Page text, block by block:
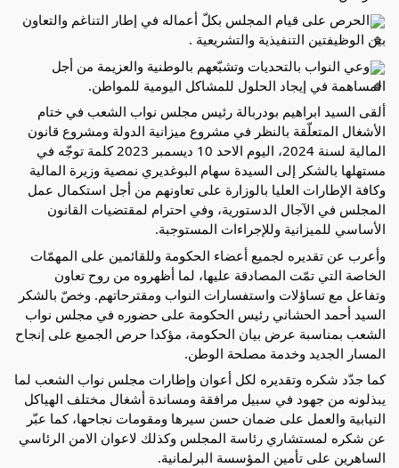
الحرص على قيام المجلس بكلّ أعماله في إطار التناغم والتعاون
بين الوظيفتين التنفيذية والتشريعية .
وعي النواب بالتحديات وتشبّعهم بالوطنية والعزيمة من أجل
المساهمة في إيجاد الحلول للمشاكل اليومية للمواطن.
ألقى السيد ابراهيم بودربالة رئيس مجلس نواب الشعب في ختام
الأشغال المتعلّقة بالنظر في مشروع ميزانية الدولة ومشروع قانون
المالية لسنة 2024، اليوم الاحد 10 ديسمبر 2023 كلمة توجّه في
مستهلها بالشكر إلى السيدة سهام البوغديري نمصية وزيرة المالية
وكافة الإطارات العليا بالوزارة على تعاونهم من أجل استكمال عمل
المجلس في الآجال الدستورية، وفي احترام لمقتضيات القانون
الأساسي للميزانية وللإجراءات المستوجبة.
وأعرب عن تقديره لجميع أعضاء الحكومة وللقائمين على المهمّات
الخاصة التي تمّت المصادقة عليها، لما أظهروه من روح تعاون
وتفاعل مع تساؤلات واستفسارات النواب ومقترحاتهم. وخصّ بالشكر
السيد أحمد الحشاني رئيس الحكومة على حضوره في مجلس نواب
الشعب بمناسبة عرض بيان الحكومة، مؤكدا حرص الجميع على إنجاح
المسار الجديد وخدمة مصلحة الوطن.
كما جدّد شكره وتقديره لكل أعوان وإطارات مجلس نواب الشعب لما
يبذلونه من جهود في سبيل مرافقة ومساندة أشغال مختلف الهياكل
النيابية والعمل على ضمان حسن سيرها ومقومات نجاحها، كما عبّر
عن شكره لمستشاري رئاسة المجلس وكذلك لاعوان الامن الرئاسي
الساهرين على تأمين المؤسسة البرلمانية.